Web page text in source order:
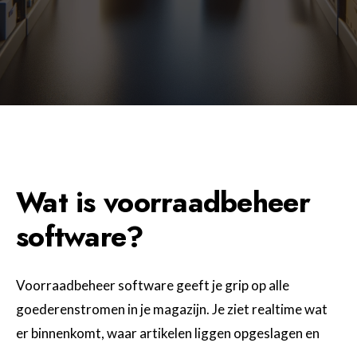
Wat is voorraadbeheer
software?
Voorraadbeheer software geeft je grip op alle
goederenstromen in je magazijn. Je ziet realtime wat
er binnenkomt, waar artikelen liggen opgeslagen en